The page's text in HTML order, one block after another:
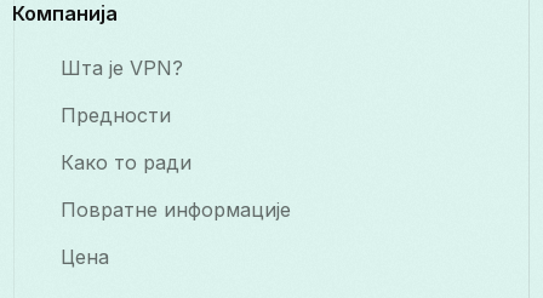
Компанија
Шта је VPN?
Предности
Како то ради
Повратне информације
Цена